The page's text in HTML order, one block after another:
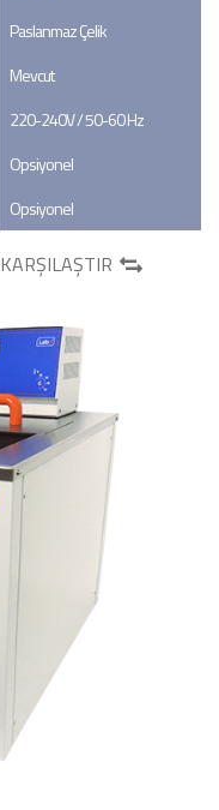
Paslanmaz Çelik
Mevcut
220-240V / 50-60 Hz
Opsiyonel
Opsiyonel
KARŞILAŞTIR